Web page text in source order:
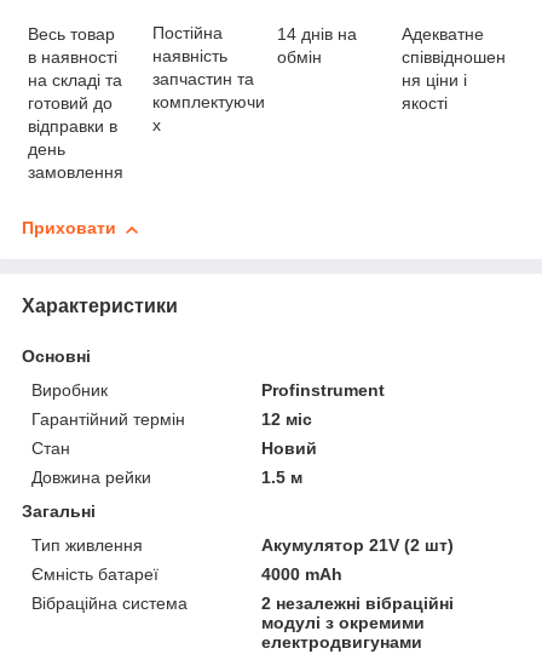
Весь товар
в наявності
на складі та
готовий до
відправки в
день
замовлення
Постійна
наявність
запчастин та
комплектуючи
х
14 днів на
обмін
Адекватне
співвідношен
ня ціни і
якості
Приховати
Характеристики
Основні
Виробник
Profinstrument
Гарантійний термін
12 міс
Стан
Новий
Довжина рейки
1.5 м
Загальні
Тип живлення
Акумулятор 21V (2 шт)
Ємність батареї
4000 mAh
Вібраційна система
2 незалежні вібраційні
модулі з окремими
електродвигунами